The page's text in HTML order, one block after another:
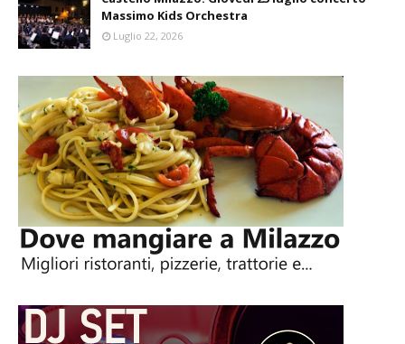
Massimo Kids Orchestra
Luglio 22, 2026